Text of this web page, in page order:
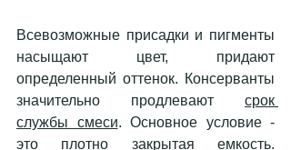
Всевозможные присадки и пигменты
насыщают цвет, придают
определенный оттенок. Консерванты
значительно продлевают срок
службы смеси. Основное условие -
это плотно закрытая емкость.